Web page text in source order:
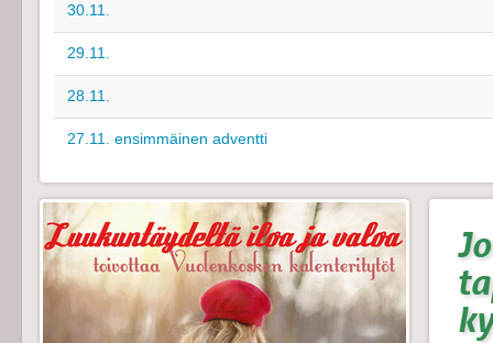
30.11.
29.11.
28.11.
27.11. ensimmäinen adventti